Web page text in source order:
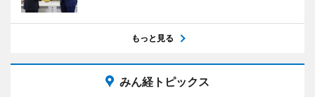
もっと見る
みん経トピックス